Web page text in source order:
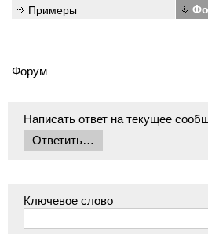
Примеры
Форум
Написать ответ на текущее
Ключевое слово